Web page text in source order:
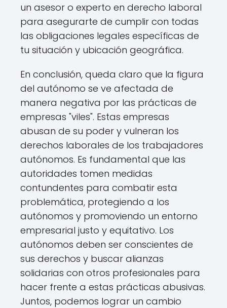
un asesor o experto en derecho laboral
para asegurarte de cumplir con todas
las obligaciones legales específicas de
tu situación y ubicación geográfica.
En conclusión, queda claro que la figura
del autónomo se ve afectada de
manera negativa por las prácticas de
empresas "viles". Estas empresas
abusan de su poder y vulneran los
derechos laborales de los trabajadores
autónomos. Es fundamental que las
autoridades tomen medidas
contundentes para combatir esta
problemática, protegiendo a los
autónomos y promoviendo un entorno
empresarial justo y equitativo. Los
autónomos deben ser conscientes de
sus derechos y buscar alianzas
solidarias con otros profesionales para
hacer frente a estas prácticas abusivas.
Juntos, podemos lograr un cambio